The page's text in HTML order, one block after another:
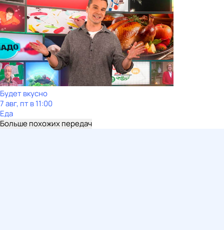
Будет вкусно
7 авг, пт в 11:00
Еда
Больше похожих передач